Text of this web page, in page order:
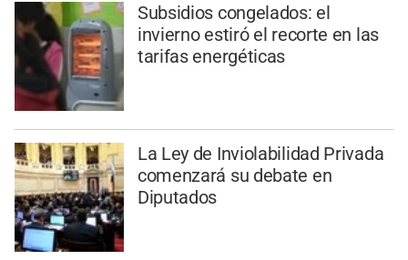
Subsidios congelados: el
invierno estiró el recorte en las
tarifas energéticas
La Ley de Inviolabilidad Privada
comenzará su debate en
Diputados